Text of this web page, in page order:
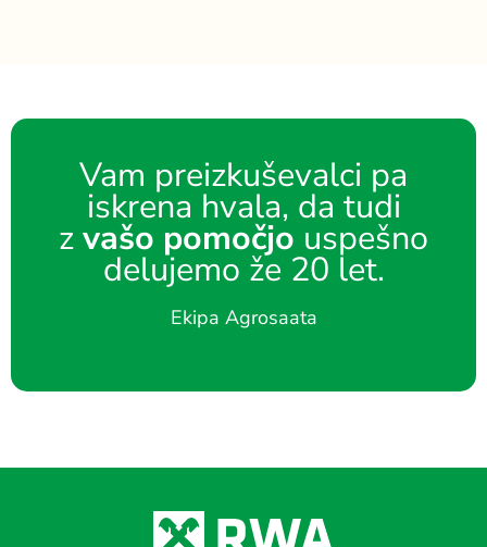
Vam preizkuševalci pa
iskrena hvala, da tudi
zvašo pomočjo uspešno
delujemo že 20 let.
Ekipa Agrosaata